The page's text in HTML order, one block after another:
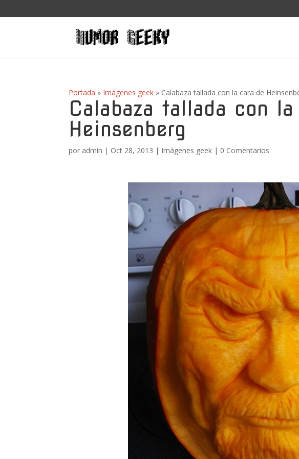
Portada » Imágenes geek » Calabaza tallada con la cara de
Calabaza tallada con
Heinsenberg
por admin | Oct 28, 2013 | Imágenes geek | 0 Comentarios